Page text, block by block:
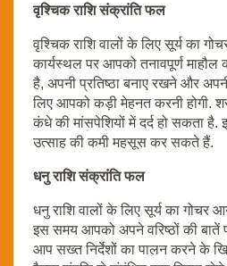
वृश्चिक राशि संक्रांति फल
वृश्चिक राशि वालों के लिए सूर्य का
कार्यस्थल पर आपको तनावपूर्ण
है, अपनी प्रतिष्ठा बनाए रखने और
लिए आपको कड़ी मेहनत करनी होगी.
कंधे की मांसपेशियों में दर्द हो सकता
उत्साह की कमी महसूस कर सकते हैं.
धनु राशि संक्रांति फल
धनु राशि वालों के लिए सूर्य का गोचर
इस समय आपको अपने वरिष्ठों की
आप सख्त निर्देशों का पालन करने के